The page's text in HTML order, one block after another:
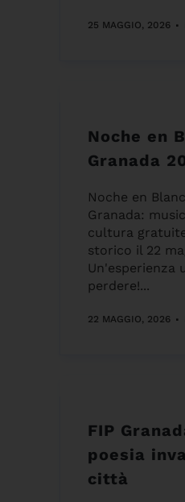
25 MAGGIO, 2026
Noche en
Granada
Noche en
Granada:
cultura
storico il 22
Un'esperienza
perdere!...
22 MAGGIO, 2026
FIP
poesia
città